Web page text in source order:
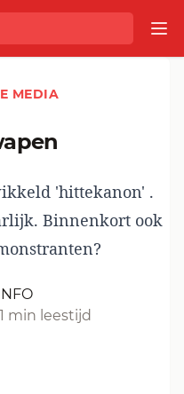
MEDIA
'hittekanon' .
Binnenkort ook
1 min leestijd